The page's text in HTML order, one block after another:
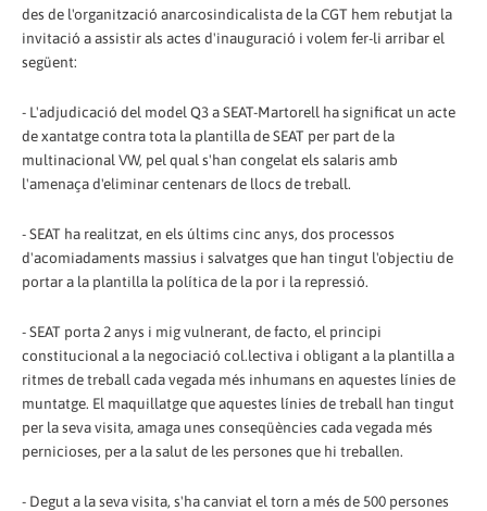
des de l'organització anarcosindicalista de la CGT hem rebutjat la
invitació a assistir als actes d'inauguració i volem fer-li arribar el
següent:
- L'adjudicació del model Q3 a SEAT-Martorell ha significat un acte
de xantatge contra tota la plantilla de SEAT per part de la
multinacional VW, pel qual s'han congelat els salaris amb
l'amenaça d'eliminar centenars de llocs de treball.
- SEAT ha realitzat, en els últims cinc anys, dos processos
d'acomiadaments massius i salvatges que han tingut l'objectiu de
portar a la plantilla la política de la por i la repressió.
- SEAT porta 2 anys i mig vulnerant, de facto, el principi
constitucional a la negociació col.lectiva i obligant a la plantilla a
ritmes de treball cada vegada més inhumans en aquestes línies de
muntatge. El maquillatge que aquestes línies de treball han tingut
per la seva visita, amaga unes conseqüències cada vegada més
pernicioses, per a la salut de les persones que hi treballen.
- Degut a la seva visita, s'ha canviat el torn a més de 500 persones